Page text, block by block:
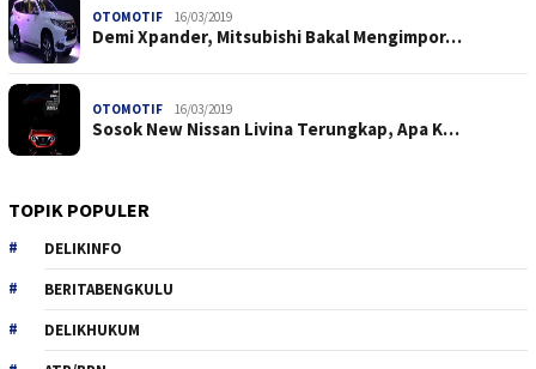
OTOMOTIF 16/03/2019
Demi Xpander, Mitsubishi Bakal Mengimpor…
OTOMOTIF 16/03/2019
Sosok New Nissan Livina Terungkap, Apa K…
TOPIK POPULER
DELIKINFO
BERITABENGKULU
DELIKHUKUM